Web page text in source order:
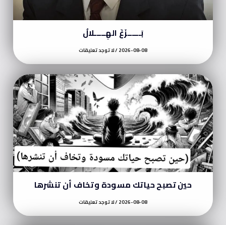
بَــــــزَغَ الهِـــــلالُ
2026-08-08 لا توجد تعليقات
حين تصبح حياتك مسودة وتخاف أن تنشرها
2026-08-08 لا توجد تعليقات